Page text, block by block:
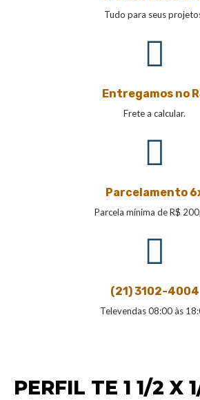
Tudo para seus
Entregamos no
Frete a calcular.
Parcelamento
Parcela mínima de R$
(21) 3102-4004
Televendas 08:00 às
PERFIL TE 1 1/2 X